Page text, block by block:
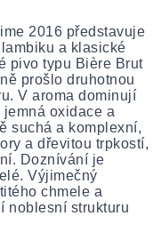
2016 představuje
a klasické
pivo typu Bière Brut
prošlo druhotnou
V aroma dominují
oxidace a
suchá a komplexní,
a dřevitou trpkostí,
Doznívání je
Výjimečný
chmele a
noblesní strukturu